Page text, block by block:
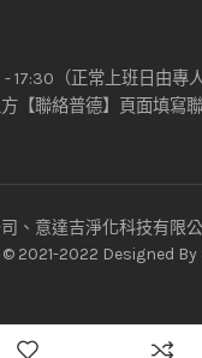
17:30（正常上班日由專人
【聯絡普德】頁面填寫
、意達吉淨化科技有限
2021-2022 Designed By